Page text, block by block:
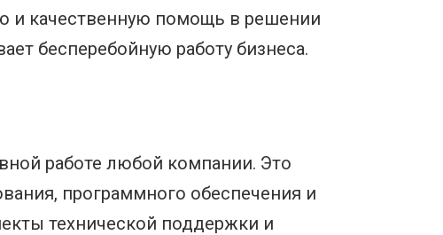
и качественную помощь в решении
бесперебойную работу бизнеса.
работе любой компании. Это
программного обеспечения и
технической поддержки и